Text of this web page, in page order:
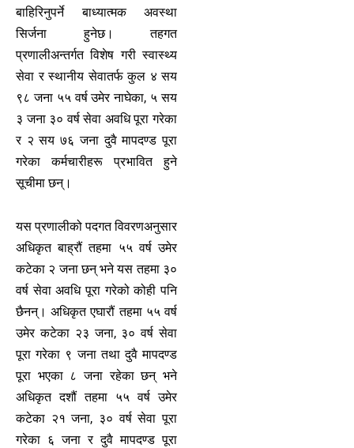
बाहिरिनुपर्ने बाध्यात्मक अवस्था
सिर्जना हुनेछ। तहगत
प्रणालीअन्तर्गत विशेष गरी स्वास्थ्य
सेवा र स्थानीय सेवातर्फ कुल ४ सय
९८ जना ५५ वर्ष उमेर नाघेका, ५ सय
३ जना ३० वर्ष सेवा अवधि पूरा गरेका
र २ सय ७६ जना दुवै मापदण्ड पूरा
गरेका कर्मचारीहरू प्रभावित हुने
सूचीमा छन्।
यस प्रणालीको पदगत विवरणअनुसार
अधिकृत बाह्रौं तहमा ५५ वर्ष उमेर
कटेका २ जना छन् भने यस तहमा ३०
वर्ष सेवा अवधि पूरा गरेको कोही पनि
छैनन्। अधिकृत एघारौं तहमा ५५ वर्ष
उमेर कटेका २३ जना, ३० वर्ष सेवा
पूरा गरेका ९ जना तथा दुवै मापदण्ड
पूरा भएका ८ जना रहेका छन् भने
अधिकृत दशौं तहमा ५५ वर्ष उमेर
कटेका २१ जना, ३० वर्ष सेवा पूरा
गरेका ६ जना र दुवै मापदण्ड पूरा